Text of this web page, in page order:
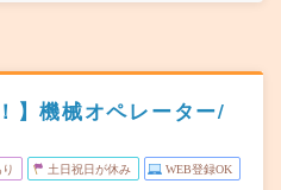
】機械オペレーター/
土日祝日が休み WEB登録OK